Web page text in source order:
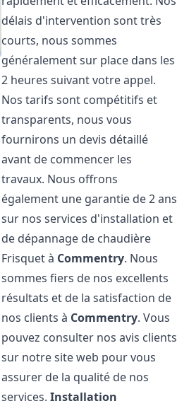
délais d'intervention sont très
courts, nous sommes
généralement sur place dans les
2 heures suivant votre appel.
Nos tarifs sont compétitifs et
transparents, nous vous
fournirons un devis détaillé
avant de commencer les
travaux. Nous offrons
également une garantie de 2 ans
sur nos services d'installation et
de dépannage de chaudière
Frisquet à Commentry. Nous
sommes fiers de nos excellents
résultats et de la satisfaction de
nos clients à Commentry. Vous
pouvez consulter nos avis clients
sur notre site web pour vous
assurer de la qualité de nos
services.Installation